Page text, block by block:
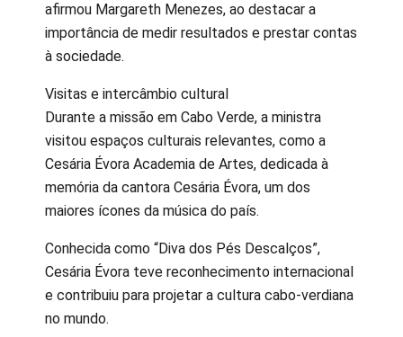
afirmou Margareth Menezes, ao destacar a
importância de medir resultados e prestar contas
à sociedade.
Visitas e intercâmbio cultural
Durante a missão em Cabo Verde, a ministra
visitou espaços culturais relevantes, como a
Cesária Évora Academia de Artes, dedicada à
memória da cantora Cesária Évora, um dos
maiores ícones da música do país.
Conhecida como “Diva dos Pés Descalços”,
Cesária Évora teve reconhecimento internacional
e contribuiu para projetar a cultura cabo-verdiana
no mundo.